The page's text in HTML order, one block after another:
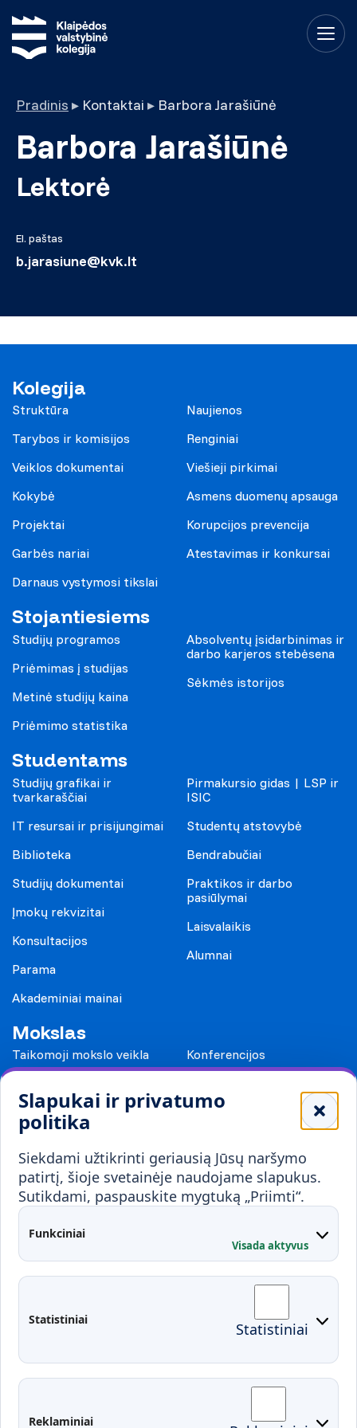
Slapukai ir privatumo
politika
Siekdami užtikrinti geriausią Jūsų naršymo
patirtį, šioje svetainėje naudojame slapukus.
Sutikdami, paspauskite mygtuką „Priimti“.
Funkciniai
Visada aktyvus
Statistiniai Statistiniai
Reklaminiai
Pradinis ▸ Kontaktai ▸ Barbora Jarašiūnė
Barbora Jarašiūnė
Lektorė
El. paštas
b.jarasiune@kvk.lt
Kolegija
Struktūra
Tarybos ir komisijos
Veiklos dokumentai
Kokybė
Projektai
Garbės nariai
Darnaus vystymosi tikslai
Naujienos
Renginiai
Viešieji pirkimai
Asmens duomenų apsauga
Korupcijos prevencija
Atestavimas ir konkursai
Stojantiesiems
Studijų programos
Priėmimas į studijas
Metinė studijų kaina
Priėmimo statistika
Absolventų įsidarbinimas ir
darbo karjeros stebėsena
Sėkmės istorijos
Studentams
Studijų grafikai ir
tvarkaraščiai
IT resursai ir prisijungimai
Biblioteka
Studijų dokumentai
Įmokų rekvizitai
Konsultacijos
Parama
Akademiniai mainai
Pirmakursio gidas | LSP ir
ISIC
Studentų atstovybė
Bendrabučiai
Praktikos ir darbo
pasiūlymai
Laisvalaikis
Alumnai
Mokslas
Taikomoji mokslo veikla
Konferencijos
Mokykloms
Visuomenei ir verslui
Mokymai ir konsultavimas
Partnerystės
Karjera
Kontaktai
Administracija
Fakultetai
Studentų atstovybė
Moodle
EDINA
Pasirengimas ekstremaliai